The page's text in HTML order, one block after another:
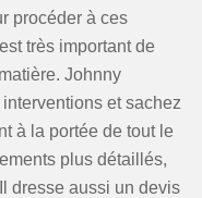
procéder à ces
très important de
Johnny
et sachez
à la portée de tout le
plus détaillés,
dresse aussi un devis